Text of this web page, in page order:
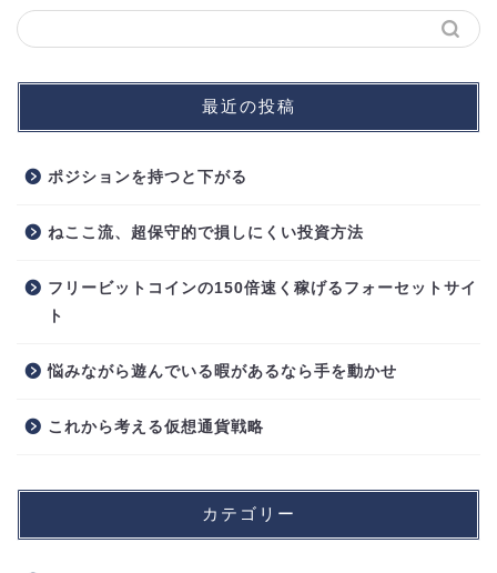
最近の投稿
ポジションを持つと下がる
ねここ流、超保守的で損しにくい投資方法
フリービットコインの150倍速く稼げるフォーセットサイ
ト
悩みながら遊んでいる暇があるなら手を動かせ
これから考える仮想通貨戦略
カテゴリー